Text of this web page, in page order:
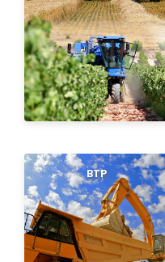
BTP